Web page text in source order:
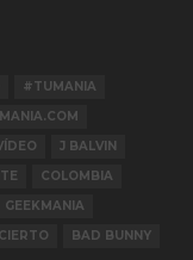
#TUMANIA
J BALVIN
COLOMBIA
GEEKMANIA
BAD BUNNY